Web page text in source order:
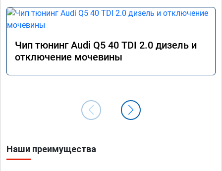
Чип тюнинг Audi Q5 40 TDI 2.0 дизель и
отключение мочевины
Наши преимущества